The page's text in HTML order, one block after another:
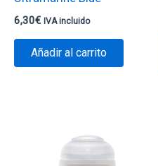
6,30€ IVA incluido
Añadir al carrito